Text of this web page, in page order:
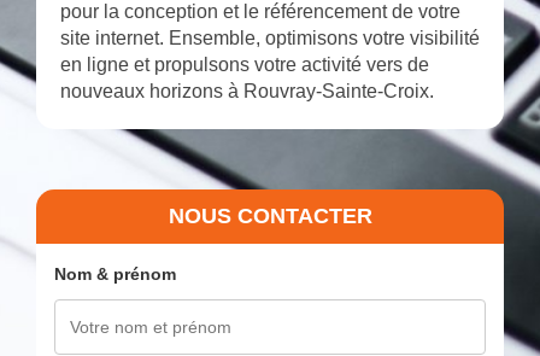
pour la conception et le référencement de votre
site internet. Ensemble, optimisons votre visibilité
en ligne et propulsons votre activité vers de
nouveaux horizons à Rouvray-Sainte-Croix.
NOUS CONTACTER
Nom & prénom